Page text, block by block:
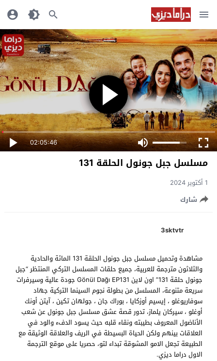
02:05:46
مسلسل جبل جونول الحلقة 131
1 أكتوبر 2024
شارك
3sktvtr
مشاهدة وتحميل مسلسل جبل جونول الحلقة 131 المائة والحادية
والثلاثون مترجمة للعربية، جميع حلقات المسلسل التركي المنتظر “جبل
جونول حلقة 131” اون لاين Gönül Dağı EP131 جودة عالية وسيرفرات
سريعة متنوعة، المسلسل من بطولة نجوم السينما التركية جهاد
سوفاريوغلو ، إيسيم أوزكايا ، بوراك جان ، جولهان تكين ، آيتن أونك
أوغلو ، سيركان يلماز، تدور قصة عشق مسلسل جبل جونول عن شعب
الأناضول المعروف بطيبته ونقاء قلبه حيث يسود الدفء والود في
العلاقات بينهم ولكن الحياة البسيطة في الريف والعلاقة الوثيقة مع
الطبيعة تجعل الامو المشوقة تبداء لتو، حصريا على موقع الترجمة
الاول دراما ديزي.